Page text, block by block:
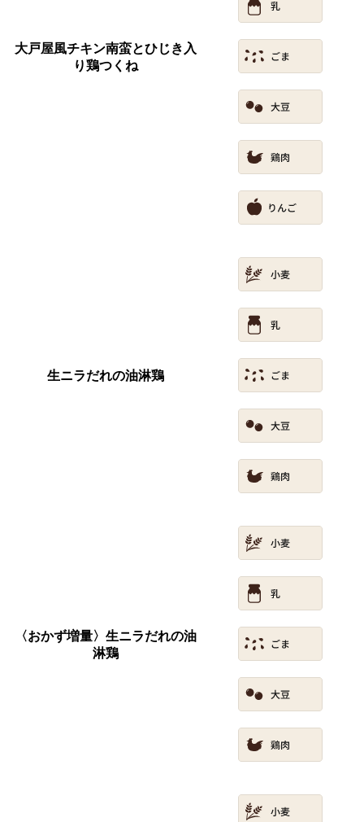
大戸屋風チキン南蛮とひじき入
り鶏つくね
生ニラだれの油淋鶏
〈おかず増量〉生ニラだれの油
淋鶏